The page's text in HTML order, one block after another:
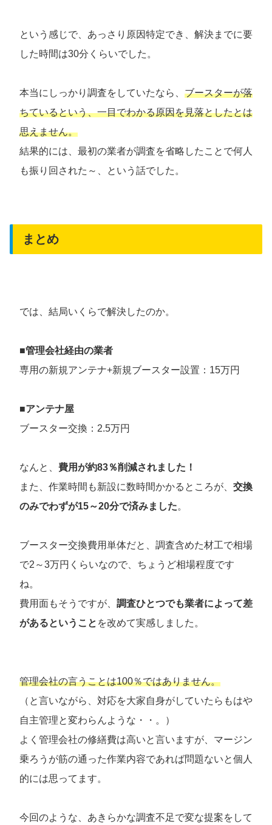
という感じで、あっさり原因特定でき、解決までに要
した時間は30分くらいでした。
本当にしっかり調査をしていたなら、 ブースターが落
ちているという、一目でわかる原因を見落としたとは
思えません。
結果的には、最初の業者が調査を省略したことで何人
も振り回された～、という話でした。
まとめ
では、結局いくらで解決したのか。
■管理会社経由の業者
専用の新規アンテナ+新規ブースター設置：15万円
■アンテナ屋
ブースター交換：2.5万円
なんと、 費用が約83％削減されました！
また、作業時間も新設に数時間かかるところが、 交換
のみでわずが15～20分で済みました。
ブースター交換費用単体だと、調査含めた材工で相場
で2～3万円くらいなので、ちょうど相場程度です
ね。
費用面もそうですが、 調査ひとつでも業者によって差
があるということ を改めて実感しました。
管理会社の言うことは100％ではありません。
（と言いながら、対応を大家自身がしていたらもはや
自主管理と変わらんような・・。）
よく管理会社の修繕費は高いと言いますが、マージン
乗ろうが筋の通った作業内容であれば問題ないと個人
的には思ってます。
今回のような、あきらかな調査不足で変な提案をして